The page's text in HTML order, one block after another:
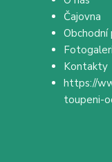
Čajovna
Obchodní
Kontakty
https://
toupeni-